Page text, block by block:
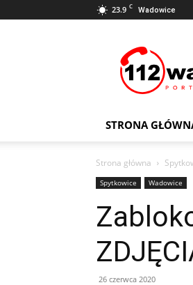
23.9 C Wadowice
STRONA
Strona główna
Spytkowice Wadowice
26 czerwca 2020